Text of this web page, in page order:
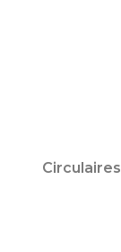
Circulaires